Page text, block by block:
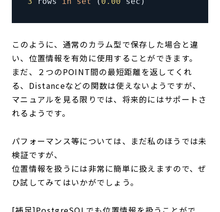
このように、通常のカラム型で保存した場合と違
い、位置情報を有効に使用することができます。
まだ、２つのPOINT間の最短距離を返してくれ
る、Distanceなどの関数は使えないようですが、
マニュアルを見る限りでは、将来的にはサポートさ
れるようです。
パフォーマンス等については、まだ私のほうでは未
検証ですが、
位置情報を扱うには非常に簡単に扱えますので、ぜ
ひ試してみてはいかがでしょう。